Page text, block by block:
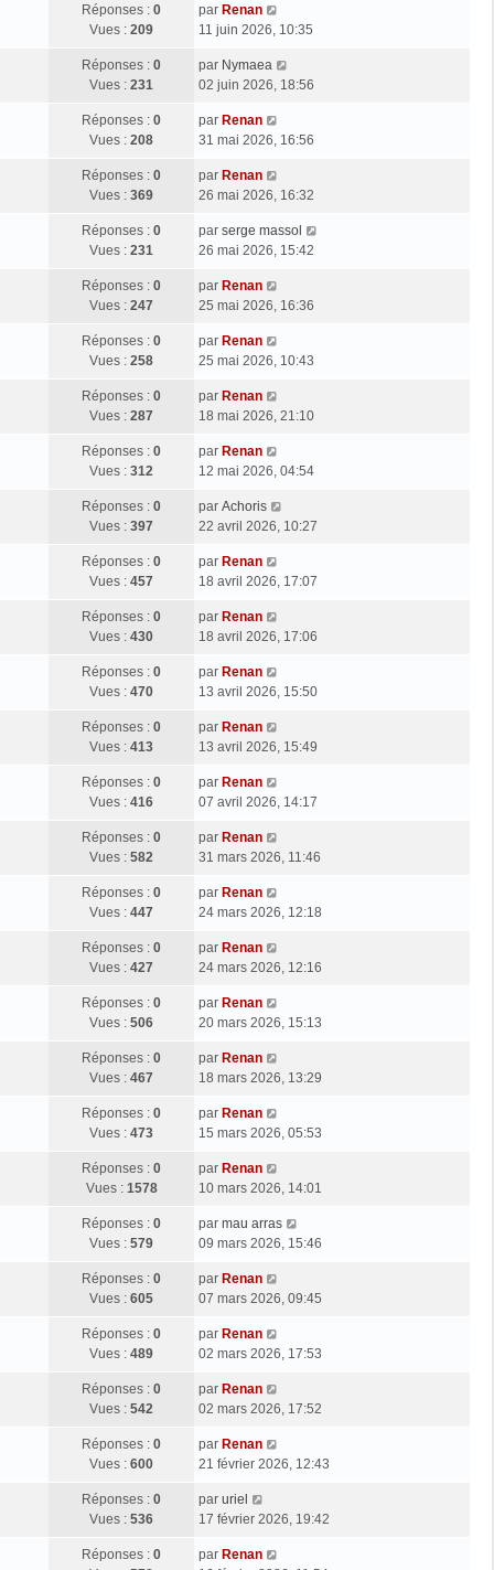
Réponses : 0
Vues : 209
par Renan
11 juin 2026, 10:35
Réponses : 0
Vues : 231
par Nymaea
02 juin 2026, 18:56
Réponses : 0
Vues : 208
par Renan
31 mai 2026, 16:56
Réponses : 0
Vues : 369
par Renan
26 mai 2026, 16:32
Réponses : 0
Vues : 231
par serge massol
26 mai 2026, 15:42
Réponses : 0
Vues : 247
par Renan
25 mai 2026, 16:36
Réponses : 0
Vues : 258
par Renan
25 mai 2026, 10:43
Réponses : 0
Vues : 287
par Renan
18 mai 2026, 21:10
Réponses : 0
Vues : 312
par Renan
12 mai 2026, 04:54
Réponses : 0
Vues : 397
par Achoris
22 avril 2026, 10:27
Réponses : 0
Vues : 457
par Renan
18 avril 2026, 17:07
Réponses : 0
Vues : 430
par Renan
18 avril 2026, 17:06
Réponses : 0
Vues : 470
par Renan
13 avril 2026, 15:50
Réponses : 0
Vues : 413
par Renan
13 avril 2026, 15:49
Réponses : 0
Vues : 416
par Renan
07 avril 2026, 14:17
Réponses : 0
Vues : 582
par Renan
31 mars 2026, 11:46
Réponses : 0
Vues : 447
par Renan
24 mars 2026, 12:18
Réponses : 0
Vues : 427
par Renan
24 mars 2026, 12:16
Réponses : 0
Vues : 506
par Renan
20 mars 2026, 15:13
Réponses : 0
Vues : 467
par Renan
18 mars 2026, 13:29
Réponses : 0
Vues : 473
par Renan
15 mars 2026, 05:53
Réponses : 0
Vues : 1578
par Renan
10 mars 2026, 14:01
Réponses : 0
Vues : 579
par mau arras
09 mars 2026, 15:46
Réponses : 0
Vues : 605
par Renan
07 mars 2026, 09:45
Réponses : 0
Vues : 489
par Renan
02 mars 2026, 17:53
Réponses : 0
Vues : 542
par Renan
02 mars 2026, 17:52
Réponses : 0
Vues : 600
par Renan
21 février 2026, 12:43
Réponses : 0
Vues : 536
par uriel
17 février 2026, 19:42
Réponses : 0
par Renan